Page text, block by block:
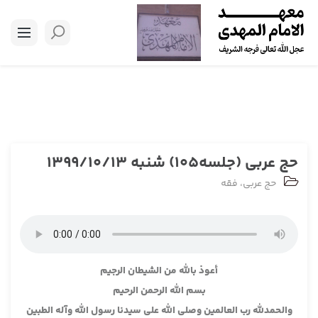
حج عربی (جلسه105) شنبه 1399/10/13
حج عربی، فقه
أعوذ بالله من الشيطان الرجيم
بسم الله الرحمن الرحيم
والحمدلله رب العالمين وصلى الله على سيدنا رسول الله وآله الطبين